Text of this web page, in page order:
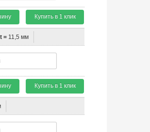
Купить в 1 клик
t = 11,5 мм
Купить в 1 клик